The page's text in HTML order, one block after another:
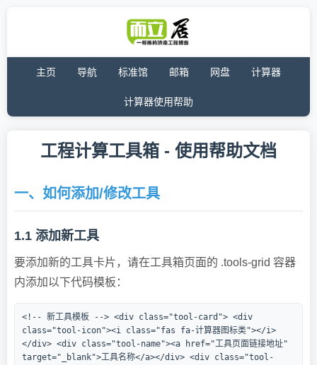
主页 导航 标准馆 邮箱 网盘 计算器
计算器使用帮助
工程计算工具箱 - 使用帮助文档
一、如何添加/修改工具
1.1 添加新工具
要添加新的工具卡片，请在工具箱页面的 .tools-grid 容器
内添加以下代码模板：
<!-- 新工具模板 --> <div class="tool-card"> <div
class="tool-icon"><i class="fas fa-计算器图标类"></i>
</div> <div class="tool-name"><a href="工具页面链接地址"
target="_blank">工具名称</a></div> <div class="tool-